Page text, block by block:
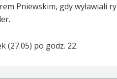
Pniewskim, gdy wyławiali
(27.05) po godz. 22.